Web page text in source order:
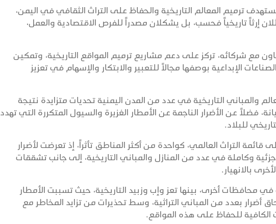
ترميم المعالم التاريخية والحفاظ على التراث الثقافي في اليمن،
إرثاً تاريخياً فحسب، بل يشكلان مصدراً للفرص الاقتصادية والعمل،
مع شركائه، تركز على دعم مشاريع ترميم المواقع التاريخية، وتمكين
الإبداعية بوصفها مجالاً للتعبير والابتكار والإسهام في تعزيز
والمباني التاريخية في عدد من المدن اليمنية تحديات متزايدة نتيجة
فضلاً عن الأضرار الناجمة عن الأمطار الغزيرة والسيول المتكررة التي تهدد
للبلاد.
قائمة التراث العالمي، كواحدة من أكثر المناطق تأثراً، إذ تعرضت لأضرار
وكاملة في عدد من المنازل والمباني التاريخية، إلى جانب تشققات
بالانهيار.
محافظات أخرى، بينها تعز وإب وزبيد التاريخية، حيث تسببت الأمطار
أضرار بعدد من المباني التراثية، وسط تحذيرات من تزايد المخاطر مع
الكافية للحفاظ على هذه المواقع.